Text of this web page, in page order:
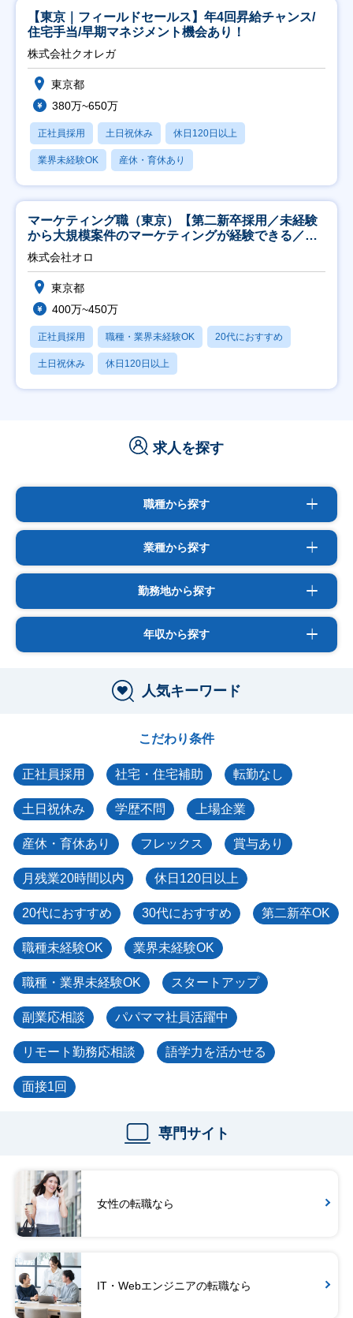
【東京｜フィールドセールス】年4回昇給チャンス/
住宅手当/早期マネジメント機会あり！
株式会社クオレガ
東京都
380万~650万
正社員採用 土日祝休み 休日120日以上
業界未経験OK 産休・育休あり
マーケティング職（東京）【第二新卒採用／未経験
から大規模案件のマーケティングが経験できる／研
修充実】
株式会社オロ
東京都
400万~450万
正社員採用 職種・業界未経験OK 20代におすすめ
土日祝休み 休日120日以上
求人を探す
職種から探す
業種から探す
勤務地から探す
年収から探す
人気キーワード
こだわり条件
正社員採用 社宅・住宅補助 転勤なし
土日祝休み 学歴不問 上場企業
産休・育休あり フレックス 賞与あり
月残業20時間以内 休日120日以上
20代におすすめ 30代におすすめ 第二新卒OK
職種未経験OK 業界未経験OK
職種・業界未経験OK スタートアップ
副業応相談 パパママ社員活躍中
リモート勤務応相談 語学力を活かせる
面接1回
専門サイト
女性の転職なら
IT・Webエンジニアの転職なら